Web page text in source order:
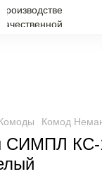
Комод
СИМПЛ КС-